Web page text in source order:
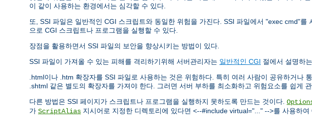
이 같이 사용하는 환경에서는 심각할 수 있다.
또, SSI 파일은 일반적인 CGI 스크립트와 동일한 위험을 가진다. SSI 파일에서 "exec cmd"
으로 CGI 스크립트나 프로그램을 실행할 수 있다.
장점을 활용하면서 SSI 파일의 보안을 향상시키는 방법이 있다.
SSI 파일이 가져올 수 있는 피해를 격리하기위해 서버관리자는 일반적인 CGI 절에서 설명하
.html이나 .htm 확장자를 SSI 파일로 사용하는 것은 위험하다. 특히 여러 사람이 공유하거나
.shtml 같은 별도의 확장자를 가져야 한다. 그러면 서버 부하를 최소화하고 위험요소를 쉽게
다른 방법은 SSI 페이지가 스크립트나 프로그램을 실행하지 못하도록 만드는 것이다.
가 ScriptAlias 지시어로 지정한 디렉토리에 있다면 <--#include virtual="..." -->를 사용하